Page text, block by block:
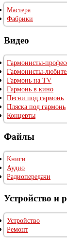
Мастера
Фабрики
Видео
Гармонисты-
Гармонисты-
Гармонь на TV
Гармонь в кино
Песни под гармонь
Пляска под гармонь
Концерты
Файлы
Книги
Аудио
Радиопередачи
Устройство и
Устройство
Ремонт